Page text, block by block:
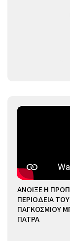
ΑΝΟΙΞΕ Η
ΠΕΡΙΟΔΕΙΑ
ΠΑΓΚΟΣΜΙΟΥ
ΠΑΤΡΑ